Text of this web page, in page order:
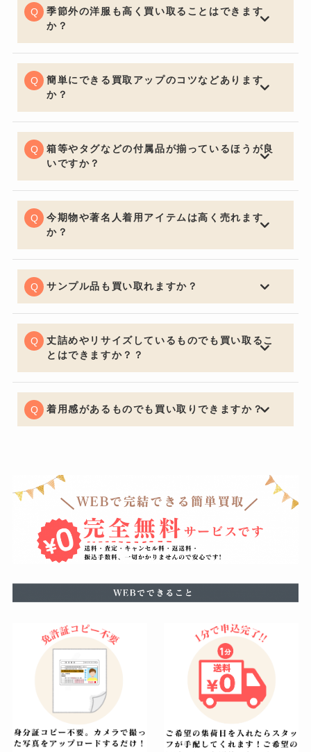
季節外の洋服も高く買い取ることはできます
か？
一般的な買取店ではオフシーズンアイテムは大幅な減額
となる場合がございますが、BETTER CALL BROSKIで
は季節問わず精一杯の価格でお買取りさせていただきま
す。
簡単にできる買取アップのコツなどあります
か？
お買取りの前に多少お手入れしておくと良いでしょう。
いくら流行の品やブランド品であっても、汚れていると
査定額は下がってしまいます。見た目はとても大切なポ
イントです。
箱等やタグなどの付属品が揃っているほうが良
いですか？
購入する側の気持ちになるとやはり保証書・証明書やバ
ッグの場合は保管用の布袋など付属品があると信頼性も
上がり査定額アップの重要ポイントになります。
今期物や著名人着用アイテムは高く売れます
か？
中古市場で大事なのは流通量が関係し特に今期物などは
セールになっていたりすると査定額にも響くため売却を
ご検討の際は購入してからなるべく早く売るのをオスス
メ致します。著名人が身に着けているものなどは入手困
難になり需要が高く買い取り価格も高くなります。
サンプル品も買い取れますか？
喜んでお買取させていただきます。通常の査定額よりお
安くなってしまいますがサンプルか関係なしにデザイン
で中古市場は値段が決まるためサンプル品でも全く問題
ございません。
丈詰めやリサイズしているものでも買い取るこ
とはできますか？？
可能でございます。デザインが大きく変わってしまうほ
どの丈詰めやリサイズがある場合はお買取りできないケ
ースもございますので予めご了承くださいませ。
着用感があるものでも買い取りできますか？
に留めることができるように努めています。